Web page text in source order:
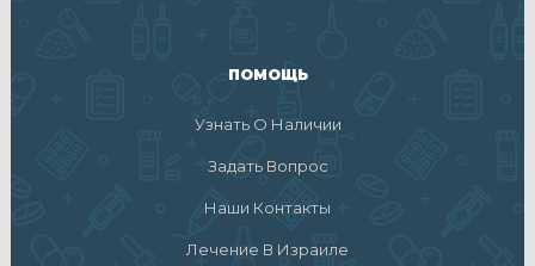
ПОМОЩЬ
Узнать О Наличии
Задать Вопрос
Наши Контакты
Лечение В Израиле